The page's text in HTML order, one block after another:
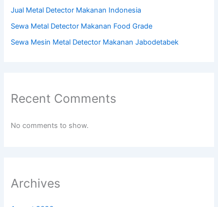
Jual Metal Detector Makanan Indonesia
Sewa Metal Detector Makanan Food Grade
Sewa Mesin Metal Detector Makanan Jabodetabek
Recent Comments
No comments to show.
Archives